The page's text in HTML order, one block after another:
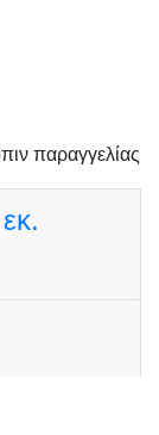
παραγγελίας